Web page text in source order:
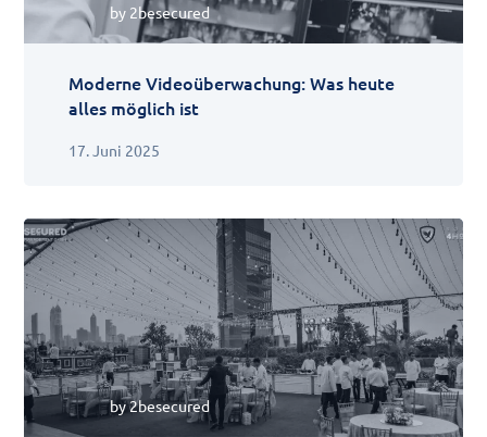
by 2besecured
17. Juni 2025
Moderne Videoüberwachung: Was heute
alles möglich ist
by2besecured